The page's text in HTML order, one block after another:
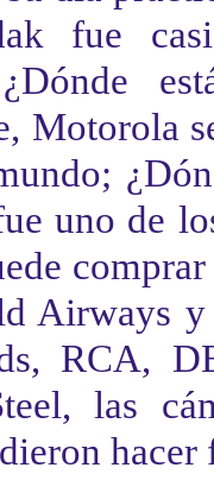
fue casi
Motorola
;
uno de
Airways
RCA,
las
hacer